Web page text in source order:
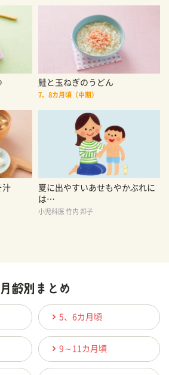
鮭と玉ねぎのうどん
7、8カ月頃（中期）
汁
夏に出やすいあせもやかぶれに
は…
小児科医 竹内 邦子
5、6カ月頃
9～11カ月頃